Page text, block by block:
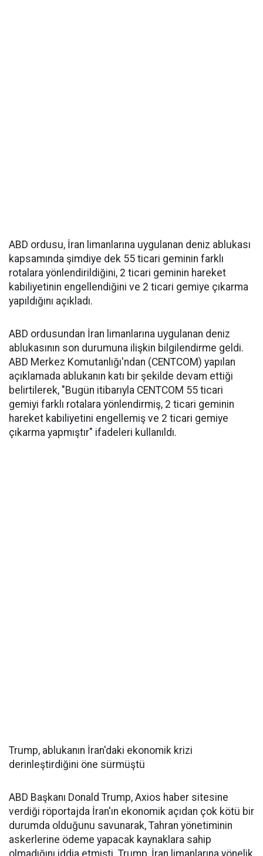
ABD ordusu, İran limanlarına uygulanan deniz ablukası
kapsamında şimdiye dek 55 ticari geminin farklı
rotalara yönlendirildiğini, 2 ticari geminin hareket
kabiliyetinin engellendiğini ve 2 ticari gemiye çıkarma
yapıldığını açıkladı.
ABD ordusundan İran limanlarına uygulanan deniz
ablukasının son durumuna ilişkin bilgilendirme geldi.
ABD Merkez Komutanlığı'ndan (CENTCOM) yapılan
açıklamada ablukanın katı bir şekilde devam ettiği
belirtilerek, "Bugün itibarıyla CENTCOM 55 ticari
gemiyi farklı rotalara yönlendirmiş, 2 ticari geminin
hareket kabiliyetini engellemiş ve 2 ticari gemiye
çıkarma yapmıştır" ifadeleri kullanıldı.
Trump, ablukanın İran'daki ekonomik krizi
derinleştirdiğini öne sürmüştü
ABD Başkanı Donald Trump, Axios haber sitesine
verdiği röportajda İran'ın ekonomik açıdan çok kötü bir
durumda olduğunu savunarak, Tahran yönetiminin
askerlerine ödeme yapacak kaynaklara sahip
olmadığını iddia etmişti. Trump, İran limanlarına yönelik